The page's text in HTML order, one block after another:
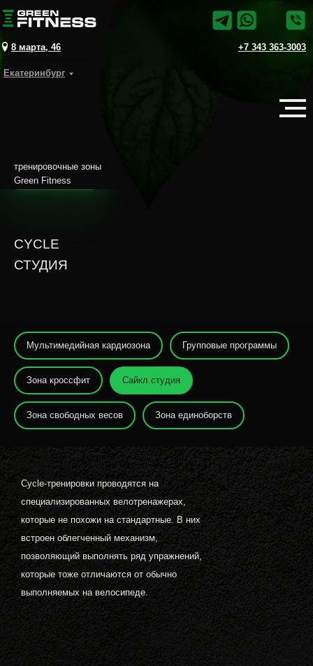
8 марта, 46 +7 343 363-3003
Екатеринбург
тренировочные зоны
Green Fitness
CYCLE
СТУДИЯ
Мультимедийная кардиозона Групповые программы
Зона кроссфит Сайкл студия
Зона свободных весов Зона единоборств
Cycle-тренировки проводятся на
специализированных велотренажерах,
которые не похожи на стандартные. В них
встроен облегченный механизм,
позволяющий выполнять ряд упражнений,
которые тоже отличаются от обычно
выполняемых на велосипеде.